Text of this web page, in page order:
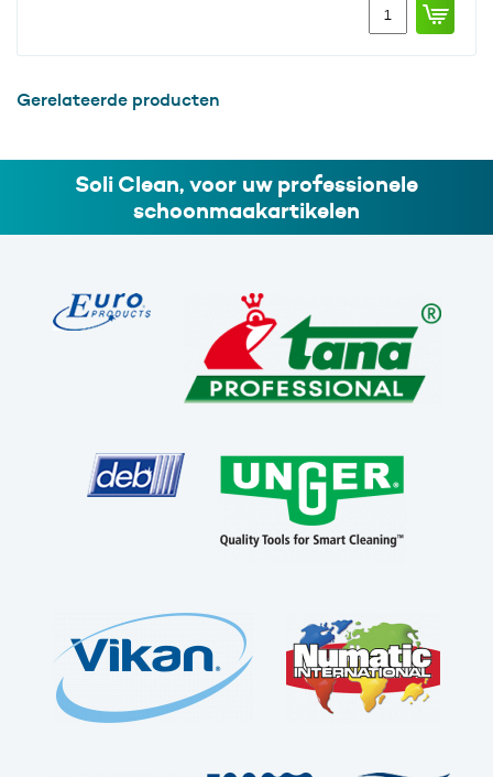
Muurhouder
Gerelateerde producten
Soli Clean, voor uw professionele
schoonmaakartikelen